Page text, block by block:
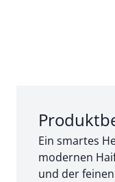
Abschnitt 1
Ein smartes
modernen
und der